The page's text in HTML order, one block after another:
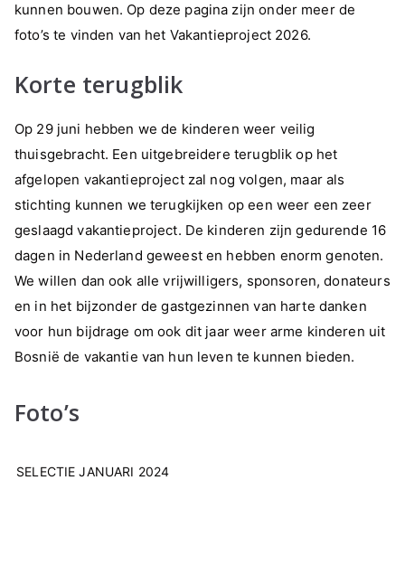
kunnen bouwen. Op deze pagina zijn onder meer de
foto’s te vinden van het Vakantieproject 2026.
Korte terugblik
Op 29 juni hebben we de kinderen weer veilig
thuisgebracht. Een uitgebreidere terugblik op het
afgelopen vakantieproject zal nog volgen, maar als
stichting kunnen we terugkijken op een weer een zeer
geslaagd vakantieproject. De kinderen zijn gedurende 16
dagen in Nederland geweest en hebben enorm genoten.
We willen dan ook alle vrijwilligers, sponsoren, donateurs
en in het bijzonder de gastgezinnen van harte danken
voor hun bijdrage om ook dit jaar weer arme kinderen uit
Bosnië de vakantie van hun leven te kunnen bieden.
Foto’s
SELECTIE JANUARI 2024